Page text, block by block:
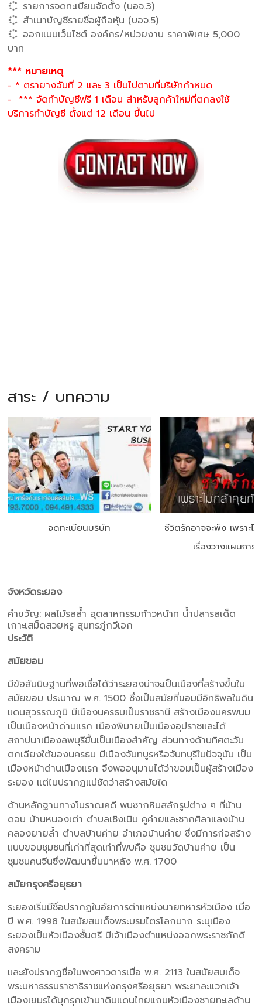
รายการจดทะเบียนจัดตั้ง (บอจ.3)
สำเนาบัญชีรายชื่อผู้ถือหุ้น (บอจ.5)
ออกแบบเว็บไซต์ องค์กร/หน่วยงาน ราคาพิเศษ 5,000
บาท
*** หมายเหตุ
- * ตรายางอันที่ 2 และ 3 เป็นไปตามที่บริษัทกำหนด
- *** จัดทำบัญชีฟรี 1 เดือน สำหรับลูกค้าใหม่ที่ตกลงใช้
บริการทำบัญชี ตั้งแต่ 12 เดือน ขึ้นไป
สาระ / บทความ
จดทะเบียนบริษัท
ชีวิตรักอาจจะพัง เพราะไ
เรื่องวางแผนการ
จังหวัดระยอง
คำขวัญ: ผลไม้รสล้ำ อุตสาหกรรมก้าวหน้าท น้ำปลารสเด็ด
เกาะเสม็ดสวยหรู สุนทรภู่กวีเอก
ประวัติ
สมัยขอม
มีข้อสันนิษฐานที่พอเชื่อได้ว่าระยองน่าจะเป็นเมืองที่สร้างขึ้นใน
สมัยขอม ประมาณ พ.ศ. 1500 ซึ่งเป็นสมัยที่ขอมมีอิทธิพลในดิน
แดนสุวรรณภูมิ มีเมืองนครธมเป็นราชธานี สร้างเมืองนครพนม
เป็นเมืองหน้าด่านแรก เมืองพิมายเป็นเมืองอุปราชและได้
สถาปนาเมืองลพบุรีขึ้นเป็นเมืองสำคัญ ส่วนทางด้านทิศตะวัน
ตกเฉียงใต้ของนครธม มีเมืองจันทบูรหรือจันทบุรีในปัจจุบัน เป็น
เมืองหน้าด่านเมืองแรก จึงพออนุมานได้ว่าขอมเป็นผู้สร้างเมือง
ระยอง แต่ไมปรากฏแน่ชัดว่าสร้างสมัยใด
ด้านหลักฐานทางโบราณคดี พบซากหินสลักรูปต่าง ๆ ที่บ้าน
ดอน บ้านหนองเต่า ตำบลเชิงเนิน คูค่ายและซากศิลาแลงบ้าน
คลองยายล้ำ ตำบลบ้านค่าย อำเภอบ้านค่าย ซึ่งมีการก่อสร้าง
แบบขอมชุมชนที่เก่าที่สุดเท่าที่พบคือ ชุมชมวัดบ้านค่าย เป็น
ชุมชนคนจีนซึ่งพัฒนาขึ้นมาหลัง พ.ศ. 1700
สมัยกรุงศรีอยุธยา
ระยองเริ่มมีชื่อปรากฏในอัยการตำแหน่งนายทหารหัวเมือง เมื่อ
ปี พ.ศ. 1998 ในสมัยสมเด็จพระบรมไตรโลกนาถ ระบุเมือง
ระยองเป็นหัวเมืองชั้นตรี มีเจ้าเมืองตำแหน่งออกพระราชภักดี
สงคราม
และยังปรากฏชื่อในพงศาวดารเมื่อ พ.ศ. 2113 ในสมัยสมเด็จ
พระมหาธรรมราชาธิราชแห่งกรุงศรีอยุธยา พระยาละแวกเจ้า
เมืองเขมรได้บุกรุกเข้ามาดินแดนไทยแถบหัวเมืองชายทะเลด้าน